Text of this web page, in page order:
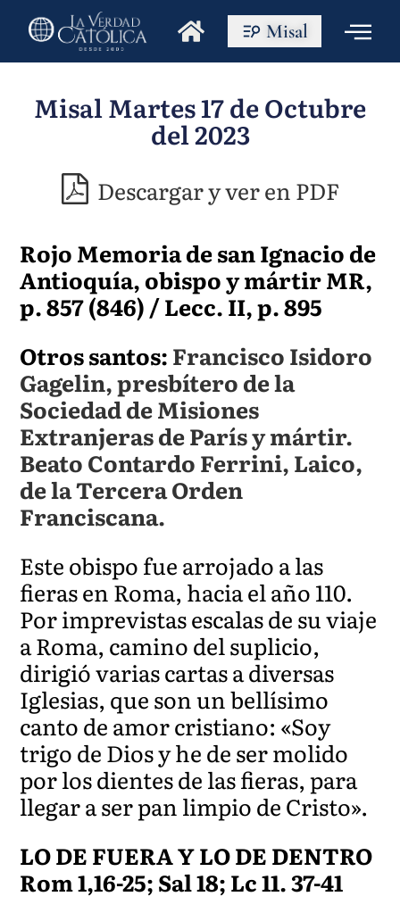
Misal
Misal Martes 17 de Octubre
del 2023
Descargar y ver en PDF
Rojo Memoria de san Ignacio de
Antioquía, obispo y mártir MR,
p. 857 (846) / Lecc. II, p. 895
Otros santos:Francisco Isidoro
Gagelin, presbítero de la
Sociedad de Misiones
Extranjeras de París y mártir.
Beato Contardo Ferrini, Laico,
de la Tercera Orden
Franciscana.
Este obispo fue arrojado a las
fieras en Roma, hacia el año 110.
Por imprevistas escalas de su viaje
a Roma, camino del suplicio,
dirigió varias cartas a diversas
Iglesias, que son un bellísimo
canto de amor cristiano: «Soy
trigo de Dios y he de ser molido
por los dientes de las fieras, para
llegar a ser pan limpio de Cristo».
LO DE FUERA Y LO DE DENTRO
Rom 1,16-25; Sal 18; Lc 11. 37-41